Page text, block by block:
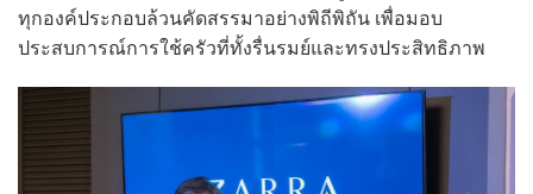
ทุกองค์ประกอบล้วนคัดสรรมาอย่างพิถีพิถัน เพื่อมอบ
ประสบการณ์การใช้ครัวที่ทั้งรื่นรมย์และทรงประสิทธิภาพ